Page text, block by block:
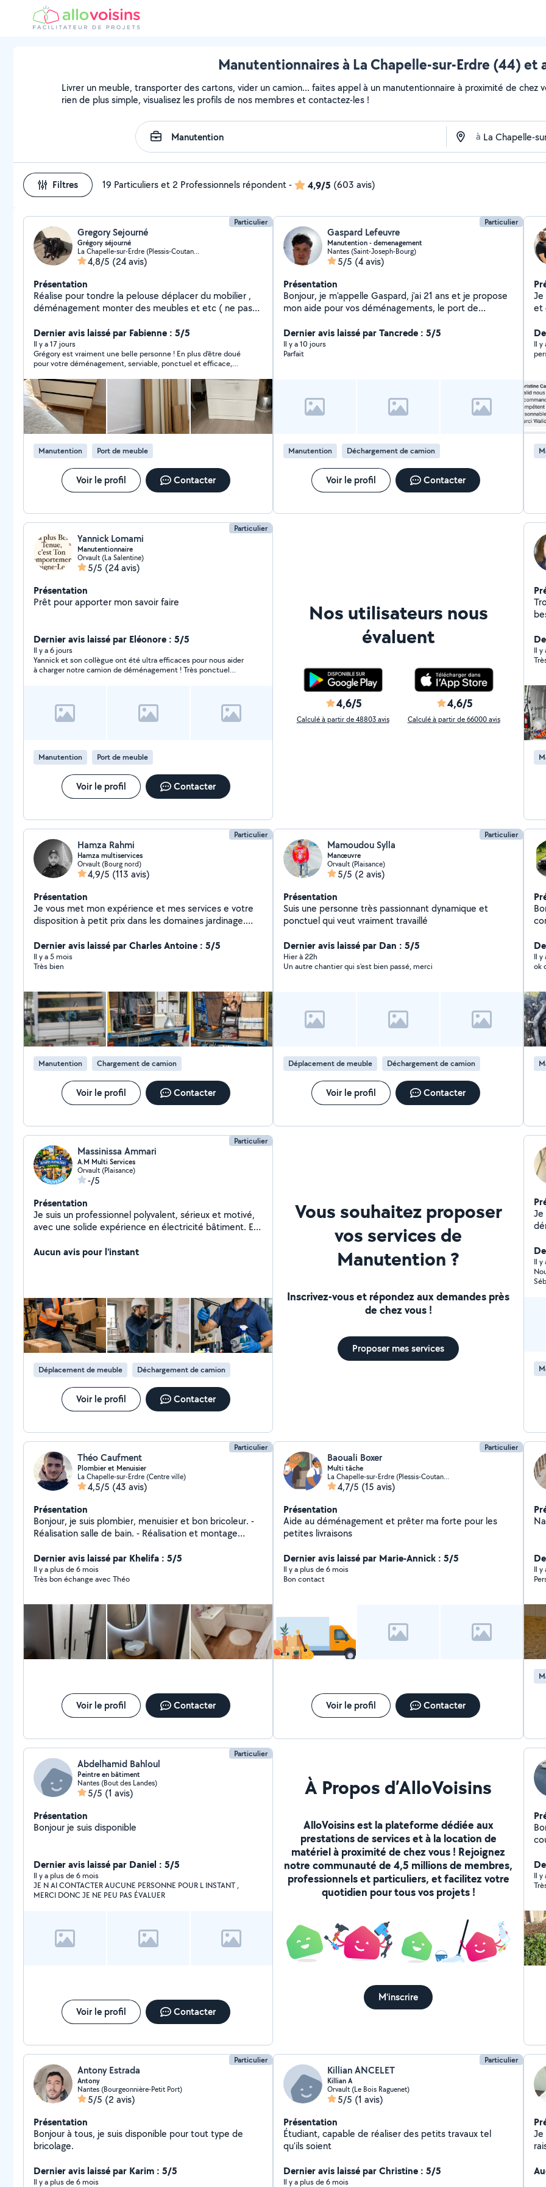
Manutentionnaires à La Chapelle-sur-Erdre (44) et
Livrer un meuble, transporter des cartons, vider un camion... faites appel à un manutentionnaire à proximité de chez
rien de plus simple, visualisez les profils de nos membres et contactez-les !
à
Filtres 19 Particuliers et 2 Professionnels répondent- 4,9/5 (603 avis)
Particulier
Gregory Sejourné
Grégory séjourné
La Chapelle-sur-Erdre (Plessis-Coutancière)
4,8/5 (24 avis)
Présentation
Réalise pour tondre la pelouse déplacer du mobilier ,
déménagement monter des meubles et etc ( ne pas
je met un j'aime sur votre demande c'est que je ne
peux pas répondre au demande priver ducoup
contactez moi en sms ou en appel merci
Dernier avis laissé par Fabienne : 5/5
Il y a 17 jours
Grégory est vraiment une belle personne ! En plus d'être doué
pour votre déménagement, serviable, ponctuel et efficace,
chaleureusement ! Merci Gregory !
Manutention Port de meuble
Voir le profil Contacter
Particulier
Gaspard Lefeuvre
Manutention - demenagement
Nantes (Saint-Joseph-Bourg)
5/5 (4 avis)
Présentation
Bonjour, je m'appelle Gaspard, j'ai 21 ans et je propose
mon aide pour vos déménagements, le port de
Sérieux, ponctuel, motivé et en bonne condition
physique, je peux vous aider à déplacer des meubles,
charger ou décharger un camion, monter des objets
Dernier avis laissé par Tancrede : 5/5
Il y a 10 jours
Parfait
Manutention Déchargement de camion
Voir le profil Contacter
Je
et
autonome
Il y
Particulier
Yannick Lomami
Manutentionnaire
Orvault (La Salentine)
5/5 (24 avis)
Présentation
Prêt pour apporter mon savoir faire
Dernier avis laissé par Eléonore : 5/5
Il y a 6 jours
Yannick et son collègue ont été ultra efficaces pour nous aider
à charger notre camion de déménagement ! Très ponctuel
Manutention Port de meuble
Voir le profil Contacter
Nos utilisateurs nous
évaluent
4,6/5
Calculé à partir de 48803 avis
4,6/5
Calculé à partir de 66000 avis
besoin ! Si j'ai mis
pas ce
haute
Il y
Particulier
Hamza Rahmi
Hamza multiservices
Orvault (Bourg nord)
4,9/5 (113 avis)
Présentation
Je vous met mon expérience et mes services e votre
disposition à petit prix dans les domaines jardinage.
Dernier avis laissé par Charles Antoine : 5/5
Il y a 5 mois
Très bien
Manutention Chargement de camion
Voir le profil Contacter
Particulier
Mamoudou Sylla
Manœuvre
Orvault (Plaisance)
5/5 (2 avis)
Présentation
Suis une personne très passionnant dynamique et
ponctuel qui veut vraiment travaillé
Dernier avis laissé par Dan : 5/5
Hier à 22h
Un autre chantier qui s'est bien passé, merci
Déplacement de meuble Déchargement de camion
Voir le profil Contacter
Il y
ok
Particulier
Massinissa Ammari
A.M Multi Services
Orvault (Plaisance)
-/5
Présentation
Je suis un professionnel polyvalent, sérieux et motivé,
avec une solide expérience en électricité bâtiment. En
faciliter votre quotidien : Livraison de colis taille S ou M
m'adapte à vos besoins. Si vous avez besoin de
quelqu'un de fiable, n'hésitez pas à me rappeler.
Aucun avis pour l'instant
Déplacement de meuble Déchargement de camion
Voir le profil Contacter
Vous souhaitez proposer
vos services de
Manutention ?
Inscrivez-vous et répondez aux demandes près
de chez vous !
Proposer mes services
Je
Il y
Particulier
Théo Caufment
Plombier et Menuisier
La Chapelle-sur-Erdre (Centre ville)
4,5/5 (43 avis)
Présentation
Bonjour, je suis plombier, menuisier et bon bricoleur. -
Réalisation salle de bain. - Réalisation et montage
suspendu, chauffe-eau et autres) - Dépannage. (Fuite,
débouchage, dysfonctionnement et autres) -
Rénovation. - Revêtement sol. - Tout travaux. Le plus
solutions afin que vous soyez satisfait. Je vous remercie
d'avance pour votre confiance.
Dernier avis laissé par Khelifa : 5/5
Il y a plus de 6 mois
Très bon échange avec Théo
Voir le profil Contacter
Particulier
Baouali Boxer
Multi tâche
La Chapelle-sur-Erdre (Plessis-Coutancière)
4,7/5 (15 avis)
Présentation
Aide au déménagement et prêter ma forte pour les
petites livraisons
Dernier avis laissé par Marie-Annick : 5/5
Il y a plus de 6 mois
Bon contact
Voir le profil Contacter
Il y
Particulier
Abdelhamid Bahloul
Peintre en bâtiment
Nantes (Bout des Landes)
5/5 (1 avis)
Présentation
Bonjour je suis disponible
Dernier avis laissé par Daniel : 5/5
Il y a plus de 6 mois
JE N AI CONTACTER AUCUNE PERSONNE POUR L INSTANT ,
MERCI DONC JE NE PEU PAS ÉVALUER
Voir le profil Contacter
À Propos d’AlloVoisins
AlloVoisins est la plateforme dédiée aux
prestations de services et à la location de
matériel à proximité de chez vous ! Rejoignez
notre communauté de 4,5 millions de membres,
professionnels et particuliers, et facilitez votre
quotidien pour tous vos projets !
M'inscrire
terrasse .
la
Il y
Particulier
Antony Estrada
Antony
Nantes (Bourgeonnière-Petit Port)
5/5 (2 avis)
Présentation
Bonjour à tous, je suis disponible pour tout type de
bricolage.
Dernier avis laissé par Karim : 5/5
Il y a plus de 6 mois
Particulier
Killian ANCELET
Killian A
Orvault (Le Bois Raguenet)
5/5 (1 avis)
Présentation
Étudiant, capable de réaliser des petits travaux tel
qu'ils soient
Dernier avis laissé par Christine : 5/5
Il y a plus de 6 mois
Je